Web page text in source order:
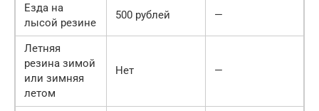
Езда на
лысой резине
500 рублей —
Летняя
резина зимой
или зимняя
летом
Нет —